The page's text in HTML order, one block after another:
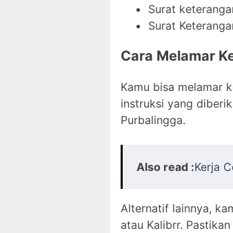
Surat
Surat
Cara Melamar
Kamu bisa melamar
instruksi yang
Purbalingga.
Also read :Kerja
Alternatif lainnya,
atau Kalibrr.